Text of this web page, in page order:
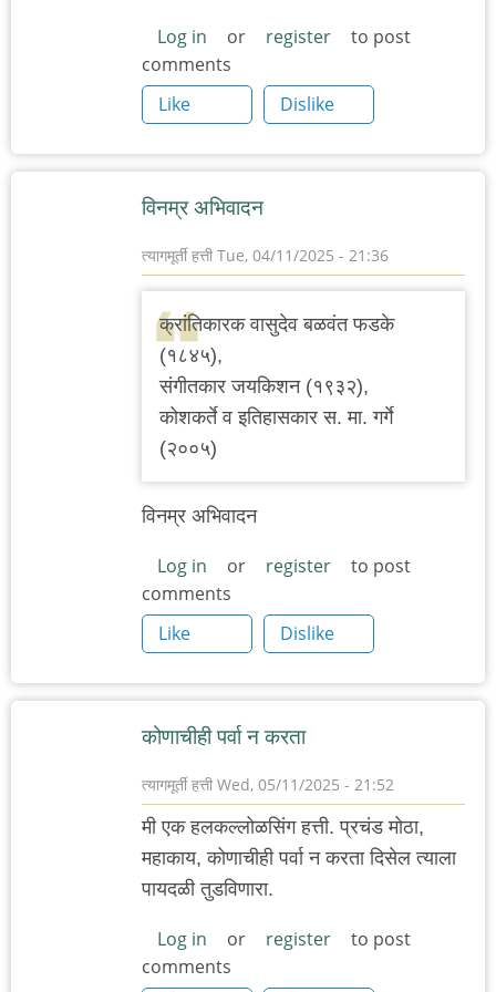
Log in or register
to post
comments
Like
Dislike
विनम्र अभिवादन
त्यागमूर्ती हत्ती Tue, 04/11/2025 - 21:36
क्रांतिकारक वासुदेव बळवंत फडके
(१८४५),
संगीतकार जयकिशन (१९३२),
कोशकर्ते व इतिहासकार स. मा. गर्गे
(२००५)
विनम्र अभिवादन
Log in or register
to post
comments
Like
Dislike
कोणाचीही पर्वा न करता
त्यागमूर्ती हत्ती Wed, 05/11/2025 - 21:52
मी एक हलकल्लोळसिंग हत्ती. प्रचंड मोठा,
महाकाय, कोणाचीही पर्वा न करता दिसेल त्याला
पायदळी तुडविणारा.
Log in or register
to post
comments